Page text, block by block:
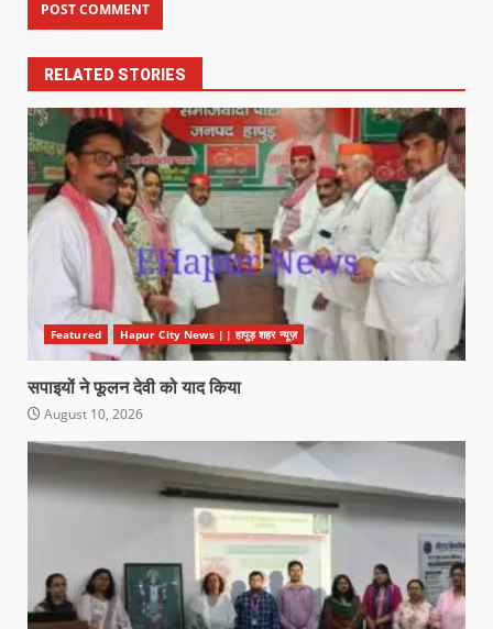
RELATED STORIES
Featured Hapur City News || हापुड़ शहर न्यूज़
सपाइयों ने फूलन देवी को याद किया
August 10, 2026